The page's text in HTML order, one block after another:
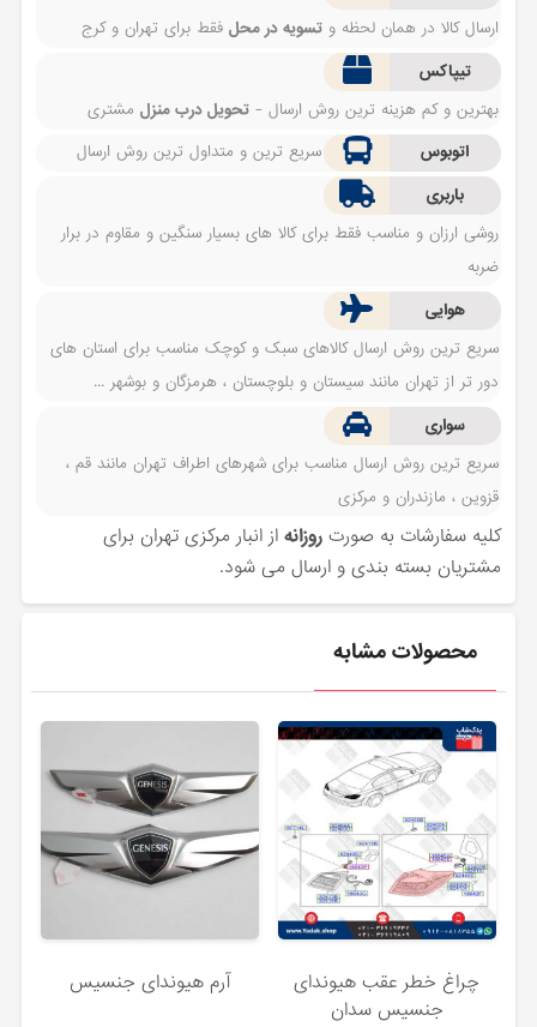
ارسال کالا در همان لحظه وتسویه در محل فقط برای تهران و کرج
تیپاکس
بهترین و کم هزینه ترین روش ارسال -تحویل درب منزل مشتری
اتوبوس
سریع ترین و متداول ترین روش ارسال
باربری
روشی ارزان و مناسب فقط برای کالا های بسیار سنگین و مقاوم در برار
ضربه
هوایی
سریع ترین روش ارسال کالاهای سبک و کوچک مناسب برای استان های
دور تر از تهران مانند سیستان و بلوچستان ، هرمزگان و بوشهر ...
سواری
سریع ترین روش ارسال مناسب برای شهرهای اطراف تهران مانند قم ،
قزوین ، مازندران و مرکزی
کلیه سفارشات به صورتروزانه از انبار مرکزی تهران برای
مشتریان بسته بندی و ارسال می شود.
محصولات مشابه
چراغ خطر عقب هیوندای
جنسیس سدان
آرم هیوندای جنسیس